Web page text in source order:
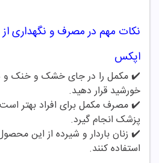
نکات مهم در مصرف و نگهداری از
اپکس
✔️ مکمل را در جای خشک و خنک و
خورشید قرار دهید.
✔️مصرف مکمل برای افراد بهتر است
پزشک انجام گیرد.
✔️ زنان باردار و شیرده از این
استفاده کنند.